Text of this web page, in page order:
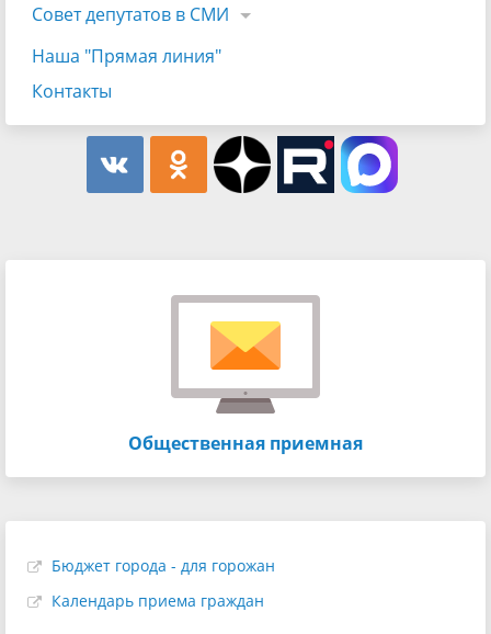
Совет депутатов в СМИ
Наша "Прямая линия"
Контакты
Общественная приемная
Бюджет города - для горожан
Календарь приема граждан